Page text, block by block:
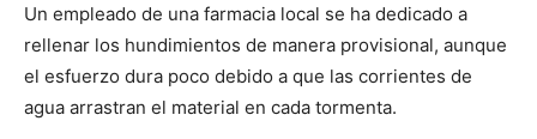
Un empleado de una farmacia local se ha dedicado a
rellenar los hundimientos de manera provisional, aunque
el esfuerzo dura poco debido a que las corrientes de
agua arrastran el material en cada tormenta.